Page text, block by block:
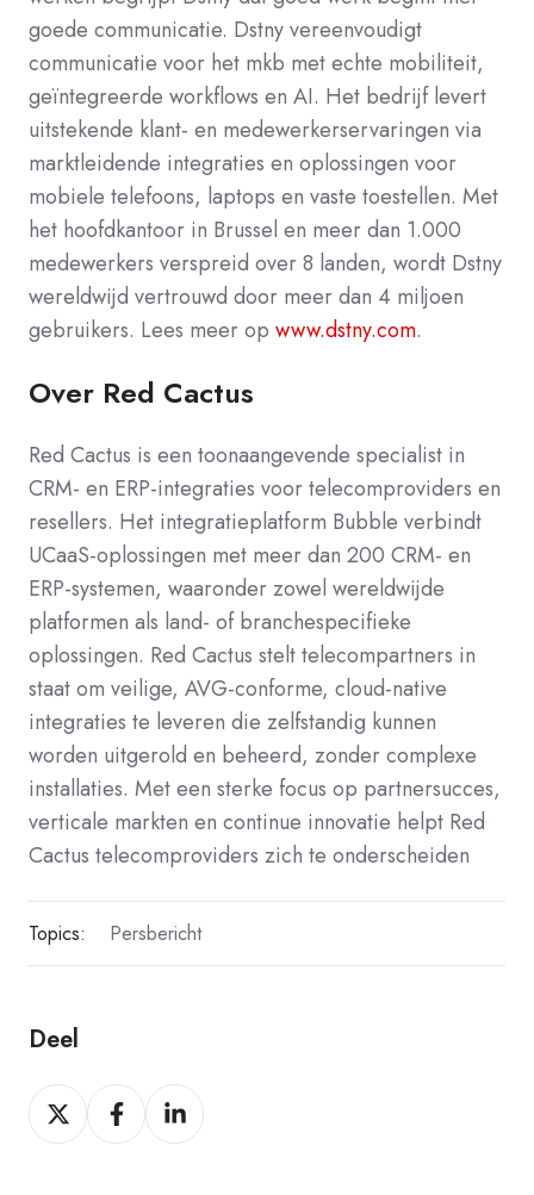
goede communicatie. Dstny vereenvoudigt
communicatie voor het mkb met echte mobiliteit,
geïntegreerde workflows en AI. Het bedrijf levert
uitstekende klant- en medewerkerservaringen via
marktleidende integraties en oplossingen voor
mobiele telefoons, laptops en vaste toestellen. Met
het hoofdkantoor in Brussel en meer dan 1.000
medewerkers verspreid over 8 landen, wordt Dstny
wereldwijd vertrouwd door meer dan 4 miljoen
gebruikers. Lees meer op www.dstny.com.
Over Red Cactus
Red Cactus is een toonaangevende specialist in
CRM- en ERP-integraties voor telecomproviders en
resellers. Het integratieplatform Bubble verbindt
UCaaS-oplossingen met meer dan 200 CRM- en
ERP-systemen, waaronder zowel wereldwijde
platformen als land- of branchespecifieke
oplossingen. Red Cactus stelt telecompartners in
staat om veilige, AVG-conforme, cloud-native
integraties te leveren die zelfstandig kunnen
worden uitgerold en beheerd, zonder complexe
installaties. Met een sterke focus op partnersucces,
verticale markten en continue innovatie helpt Red
Cactus telecomproviders zich te onderscheiden
Topics: Persbericht
Deel
Deel Deel Deel